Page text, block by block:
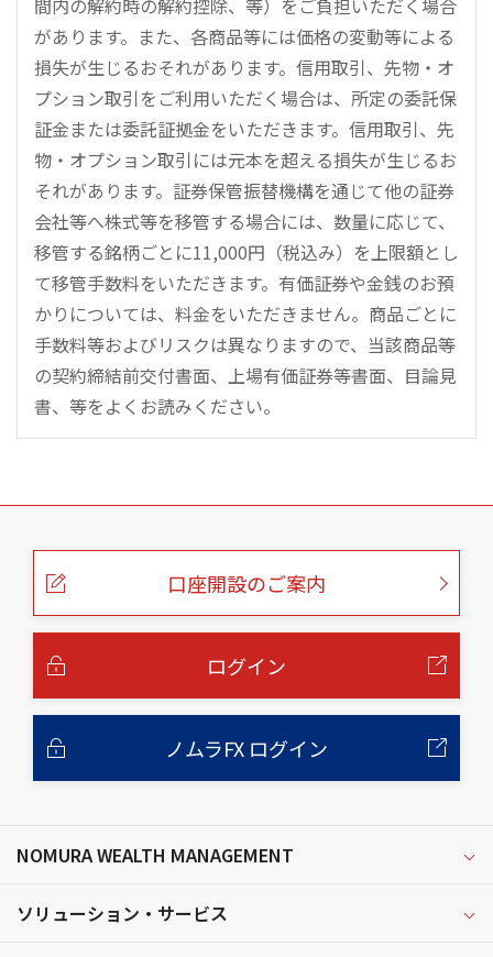
間内の解約時の解約控除、等）をご負担いただく場合
があります。また、各商品等には価格の変動等による
損失が生じるおそれがあります。信用取引、先物・オ
プション取引をご利用いただく場合は、所定の委託保
証金または委託証拠金をいただきます。信用取引、先
物・オプション取引には元本を超える損失が生じるお
それがあります。証券保管振替機構を通じて他の証券
会社等へ株式等を移管する場合には、数量に応じて、
移管する銘柄ごとに11,000円（税込み）を上限額とし
て移管手数料をいただきます。有価証券や金銭のお預
かりについては、料金をいただきません。商品ごとに
手数料等およびリスクは異なりますので、当該商品等
の契約締結前交付書面、上場有価証券等書面、目論見
書、等をよくお読みください。
こ
口座開設のご案内
ログイン
ノムラFX ログイン
NOMURA WEALTH MANAGEMENT
ソリューション・サービス